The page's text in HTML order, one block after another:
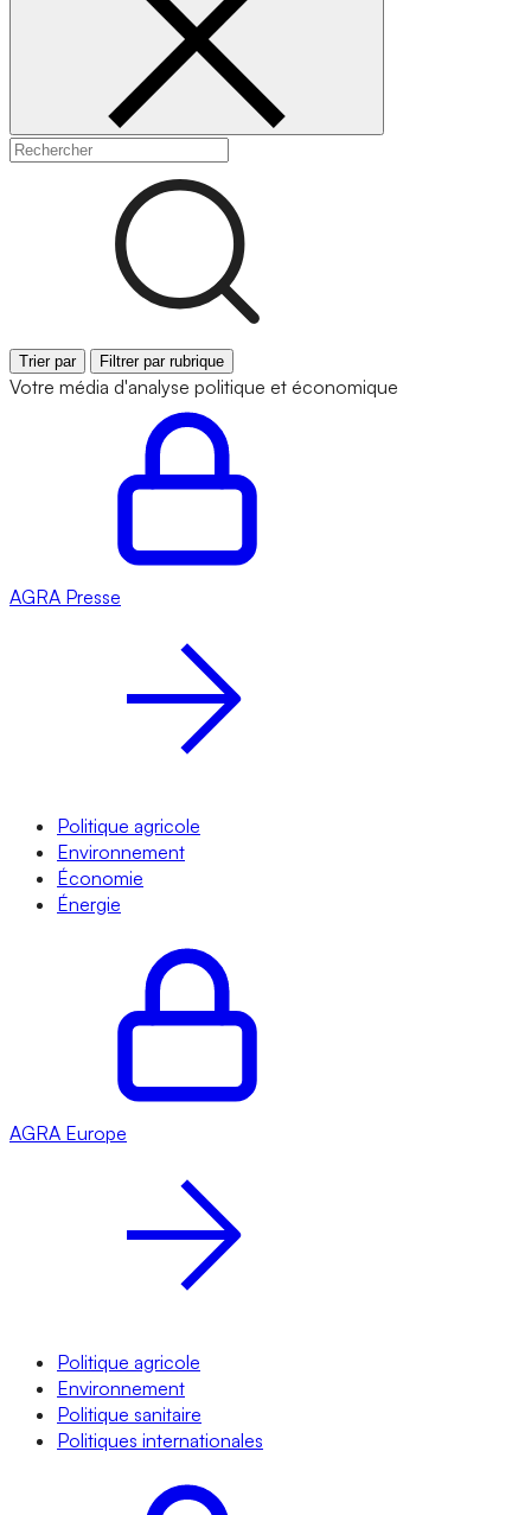
Trier par Filtrer par rubrique
Votre média d'analyse politique et économique
AGRA Presse
Politique agricole
Environnement
Économie
Énergie
AGRA Europe
Politique agricole
Environnement
Politique sanitaire
Politiques internationales